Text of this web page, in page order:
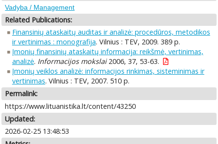
Vadyba / Management
Related Publications:
Finansinių ataskaitų auditas ir analizė: procedūros, metodikos
ir vertinimas : monografija. Vilnius : TEV, 2009. 389 p.
Įmonių finansinių ataskaitų informacija: reikšmė, vertinimas,
analizė. Informacijos mokslai2006, 37, 53-63.
Įmonių veiklos analizė: informacijos rinkimas, sisteminimas ir
vertinimas. Vilnius : TEV, 2007. 510 p.
Permalink:
https://www.lituanistika.lt/content/43250
Updated:
2026-02-25 13:48:53